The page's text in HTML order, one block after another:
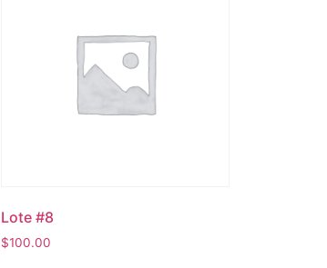
Lote #8
$100.00